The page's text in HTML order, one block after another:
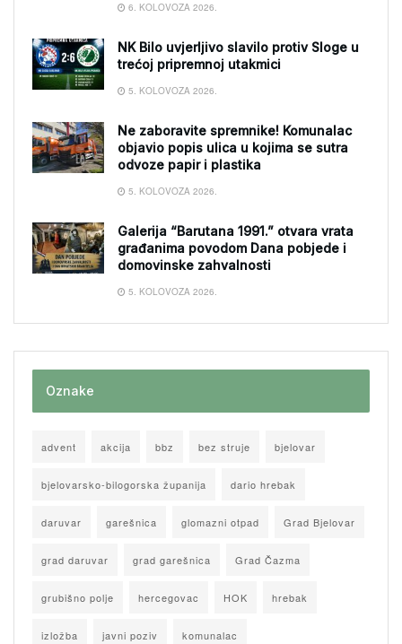
6. KOLOVOZA 2026.
NK Bilo uvjerljivo slavilo protiv Sloge u
trećoj pripremnoj utakmici
5. KOLOVOZA 2026.
Ne zaboravite spremnike! Komunalac
objavio popis ulica u kojima se sutra
odvoze papir i plastika
5. KOLOVOZA 2026.
Galerija “Barutana 1991.” otvara vrata
građanima povodom Dana pobjede i
domovinske zahvalnosti
5. KOLOVOZA 2026.
Oznake
advent akcija bbz bez struje bjelovar
bjelovarsko-bilogorska županija dario hrebak
daruvar garešnica glomazni otpad Grad Bjelovar
grad daruvar grad garešnica Grad Čazma
grubišno polje hercegovac HOK hrebak
izložba javni poziv komunalac